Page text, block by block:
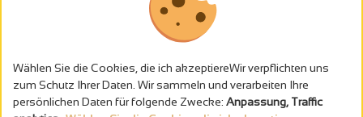
Wählen Sie die Cookies, die ich akzeptiereWir verpflichten uns
zum Schutz Ihrer Daten. Wir sammeln und verarbeiten Ihre
persönlichen Daten für folgende Zwecke: Anpassung, Traffic